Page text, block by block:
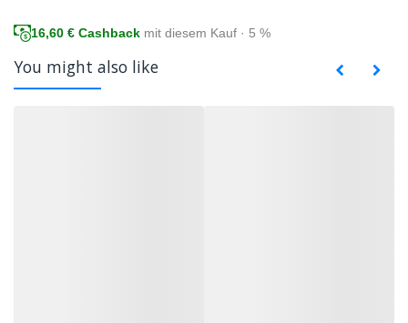
16,60 € Cashback mit diesem Kauf · 5 %
You might also like